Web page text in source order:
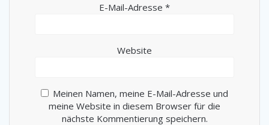
E-Mail-Adresse *
Website
Meinen Namen, meine E-Mail-Adresse und
meine Website in diesem Browser für die
nächste Kommentierung speichern.